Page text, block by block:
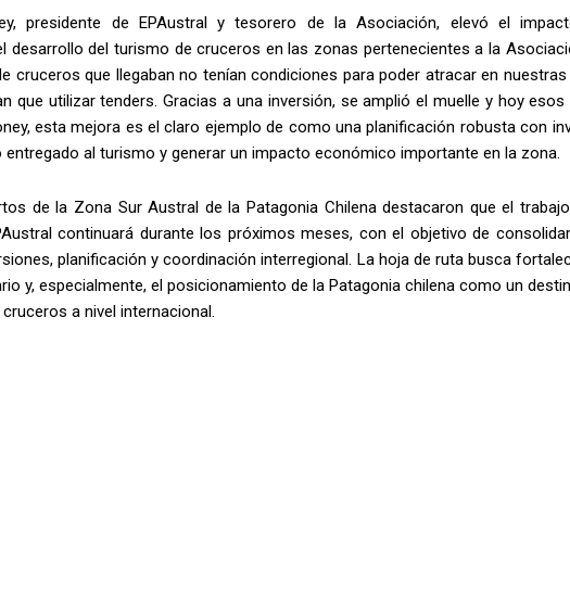
presidente de EPAustral y tesorero de la Asociación, elevó el
desarrollo del turismo de cruceros en las zonas pertenecientes a la
cruceros que llegaban no tenían condiciones para poder atracar en
que utilizar tenders. Gracias a una inversión, se amplió el muelle y hoy esos
esta mejora es el claro ejemplo de como una planificación robusta con
entregado al turismo y generar un impacto económico importante en la zona.
de la Zona Sur Austral de la Patagonia Chilena destacaron que el
continuará durante los próximos meses, con el objetivo de
planificación y coordinación interregional. La hoja de ruta busca
y, especialmente, el posicionamiento de la Patagonia chilena como un
a nivel internacional.